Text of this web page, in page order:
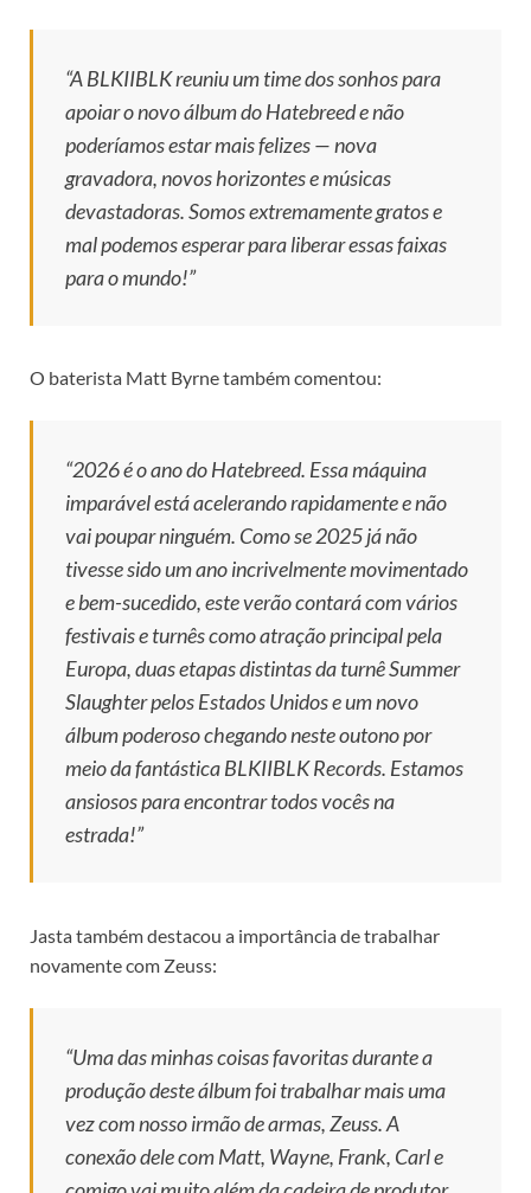
“A BLKIIBLK reuniu um time dos sonhos para
apoiar o novo álbum do Hatebreed e não
poderíamos estar mais felizes — nova
gravadora, novos horizontes e músicas
devastadoras. Somos extremamente gratos e
mal podemos esperar para liberar essas faixas
para o mundo!”
O baterista Matt Byrne também comentou:
“2026 é o ano do Hatebreed. Essa máquina
imparável está acelerando rapidamente e não
vai poupar ninguém. Como se 2025 já não
tivesse sido um ano incrivelmente movimentado
e bem-sucedido, este verão contará com vários
festivais e turnês como atração principal pela
Europa, duas etapas distintas da turnê Summer
Slaughter pelos Estados Unidos e um novo
álbum poderoso chegando neste outono por
meio da fantástica BLKIIBLK Records. Estamos
ansiosos para encontrar todos vocês na
estrada!”
Jasta também destacou a importância de trabalhar
novamente com Zeuss:
“Uma das minhas coisas favoritas durante a
produção deste álbum foi trabalhar mais uma
vez com nosso irmão de armas, Zeuss. A
conexão dele com Matt, Wayne, Frank, Carl e